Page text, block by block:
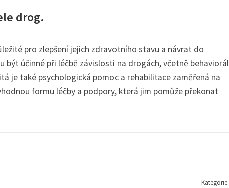
drog.
pro zlepšení jejich zdravotního stavu a návrat do
účinné při léčbě závislosti na drogách, včetně
je také psychologická pomoc a rehabilitace zaměřená na
formu léčby a podpory, která jim pomůže překonat
Kategorie: